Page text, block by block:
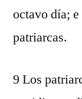
octavo día; e
patriarcas.
9 Los